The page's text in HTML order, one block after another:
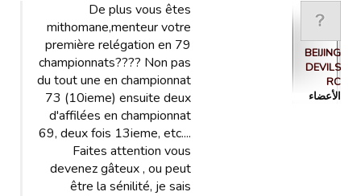
BEIJING
DEVILS
RC
الأعضاء
De plus vous êtes
mithomane,menteur votre
première relégation en 79
championnats???? Non pas
du tout une en championnat
73 (10ieme) ensuite deux
d'affilées en championnat
69, deux fois 13ieme, etc....
Faites attention vous
devenez gâteux , ou peut
être la sénilité, je sais